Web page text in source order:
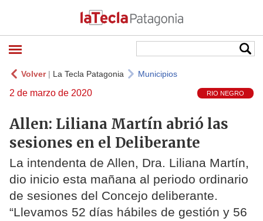
Volver| La Tecla Patagonia Municipios
2 de marzo de 2020 RIO NEGRO
Allen: Liliana Martín abrió las
sesiones en el Deliberante
La intendenta de Allen, Dra. Liliana Martín,
dio inicio esta mañana al periodo ordinario
de sesiones del Concejo deliberante.
“Llevamos 52 días hábiles de gestión y 56